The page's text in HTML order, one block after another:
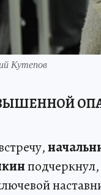
Кутепов